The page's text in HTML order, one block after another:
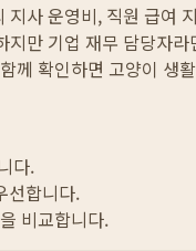
사 운영비, 직원 급
지만 기업 재무 담당자라
께 확인하면 고양이 생
다.
선합니다.
비교합니다.